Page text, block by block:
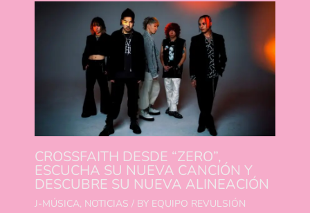
CROSSFAITH DESDE “ZERO”,
ESCUCHA SU NUEVA CANCIÓN Y
DESCUBRE SU NUEVA ALINEACIÓN
J-MÚSICA, NOTICIAS / BY EQUIPO REVULSIÓN